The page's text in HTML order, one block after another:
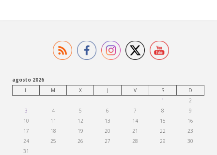
agosto 2026
L
M X J V S
D
1
2
3
4 5 6 7 8
9
10
11 12 13 14 15
16
17
18 19 20 21 22
23
24
25 26 27 28 29
30
31